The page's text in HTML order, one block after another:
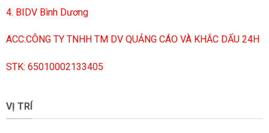
4. BIDV Bình Dương
ACC:CÔNG TY TNHH TM DV QUẢNG CÁO VÀ KHẮC DẤU 24H
STK: 65010002133405
VỊ TRÍ